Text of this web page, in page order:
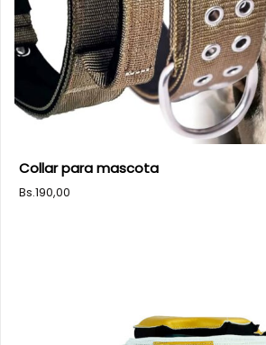
Collar para mascota
Bs.190,00